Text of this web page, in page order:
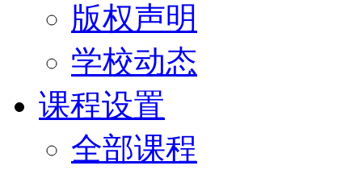
版权声明
学校动态
课程设置
全部课程